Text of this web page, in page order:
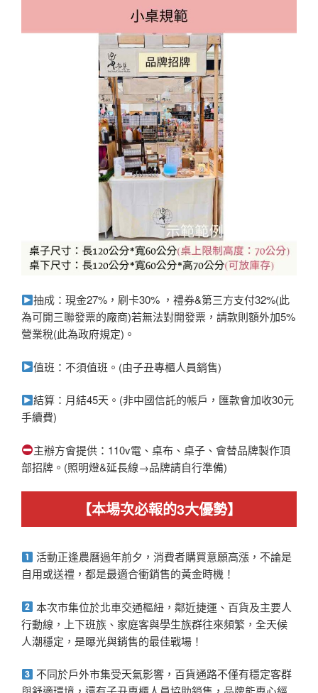
抽成：現金27%，刷卡30% ，禮券&第三方支付32%(此
為可開三聯發票的廠商)若無法對開發票，請款則額外加5%
營業稅(此為政府規定)。
值班：不須值班。(由子丑專櫃人員銷售)
結算：月結45天。(非中國信託的帳戶，匯款會加收30元
手續費)
主辦方會提供：110v電、桌布、桌子、會替品牌製作頂
部招牌。(照明燈&延長線→品牌請自行準備)
【本場次必報的3大優勢】
活動正逢農曆過年前夕，消費者購買意願高漲，不論是
自用或送禮，都是最適合衝銷售的黃金時機！
本次市集位於北車交通樞紐，鄰近捷運、百貨及主要人
行動線，上下班族、家庭客與學生族群往來頻繁，全天候
人潮穩定，是曝光與銷售的最佳戰場！
不同於戶外市集受天氣影響，百貨通路不僅有穩定客群